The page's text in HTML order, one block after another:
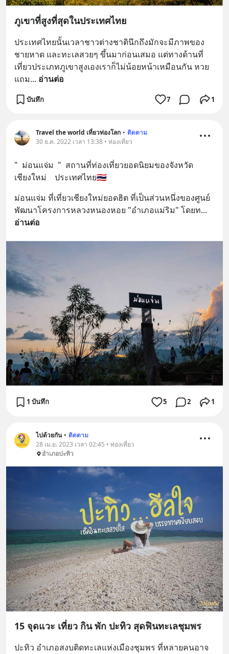
ภูเขาที่สูงที่สุดในประเทศไทย
ประเทศไทยนั้นเวลาชาวต่างชาตินึกถึงมักจะมีภาพของ
ชายหาด และทะเลสวยๆ ขึ้นมาก่อนเสมอ แต่ทางด้านที่
เที่ยวประเภทภูเขาสูงเองเราก็ไม่น้อยหน้าเหมือนกัน หวย
แถม... อ่านต่อ
บันทึก 7 1
Travel the world เที่ยวท่องโลก • ติดตาม
30 ธ.ค. 2022 เวลา 13:38 • ท่องเที่ยว
"  ม่อนแจ่ม  "  สถานที่ท่องเที่ยวยอดนิยมของจังหวัด
เชียงใหม่    ประเทศไทย🇹🇭
ม่อนแจ่ม ที่เที่ยวเชียงใหม่ยอดฮิต ที่เป็นส่วนหนึ่งของศูนย์
พัฒนาโครงการหลวงหนองหอย "อำเภอแม่ริม" โดยท
อ่านต่อ
1 บันทึก 5 2 1
ไปด้วยกัน • ติดตาม
28 เม.ย. 2023 เวลา 02:45 • ท่องเที่ยว
อำเภอปะทิว
15 จุดแวะ เที่ยว กิน พัก ปะทิว สุดฟินทะเลชุมพร
ปะทิว อำเภอสงบติดทะเลแห่งเมืองชุมพร ที่หลายคนอาจ